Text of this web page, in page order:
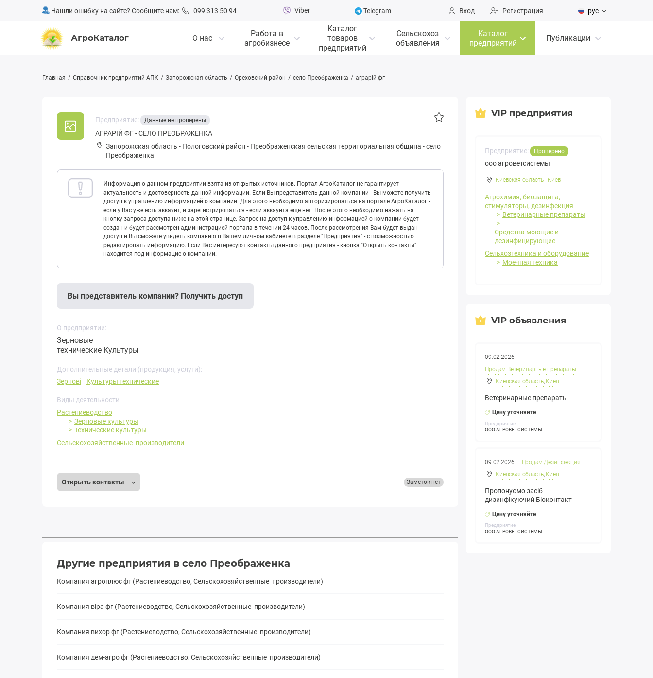
Нашли ошибку на сайте? Сообщите нам: 099 313 50 94 Viber Telegram Вход Регистрация рус
АгроКаталог О нас
Работа в
агробизнесе
Каталог
товаров
предприятий
Сельскохоз
объявления
Каталог
предприятий
Публикации
Главная Справочник предприятий АПК Запорожская область Ореховский район село Преображенка аграрій фг
Предприятие: Данные не проверены
АГРАРІЙ ФГ - СЕЛО ПРЕОБРАЖЕНКА
Запорожская область - Пологовский район - Пpeoбpaжeнская сельская территориальная община -село
Преображенка
Информация о данном предприятии взята из открытых источников. Портал АгроКаталог не гарантирует
актуальность и достоверность данной информации. Если Вы представитель данной компании - Вы можете получить
доступ к управлению информацией о компании. Для этого необходимо авторизироваться на портале АгроКаталог -
если у Вас уже есть аккаунт, и зарегистрироваться - если аккаунта еще нет. После этого необходимо нажать на
кнопку запроса доступа ниже на этой странице. Запрос на доступ к управлению информацией о компании будет
создан и будет рассмотрен администрацией портала в течении 24 часов. После рассмотрения Вам будет выдан
доступ и Вы сможете увидеть компанию в Вашем личном кабинете в разделе "Предприятия" - с возможностью
редактировать информацию. Если Вас интересуют контакты данного предприятия - кнопка "Открыть контакты"
находится под информацие о компании.
Вы представитель компании? Получить доступ
О предприятии:
Зерновые
технические Культуры
Дополнительные детали (продукция, услуги):
Зернові
Культуры технические
Виды деятельности
Растениеводство
Зерновые культуры
Технические культуры
Сельскохозяйственные производители
Открыть контакты Заметок нет
Другие предприятия в село Преображенка
Компания агроплюс фг (Растениеводство, Сельскохозяйственные производители)
Компания віра фг (Растениеводство, Сельскохозяйственные производители)
Компания вихор фг (Растениеводство, Сельскохозяйственные производители)
Компания дем-агро фг (Растениеводство, Сельскохозяйственные производители)
VIP предприятия
Предприятие: Проверено
ооо агроветсистемы
Киевская область- Киев
Агрохимия, биозащита,
стимуляторы, дезинфекция
Ветеринарные препараты
Средства моющие и
дезинфицирующие
Сельхозтехника и оборудование
Моечная техника
VIP объявления
09.02.2026
Продам Ветеринарные препараты
Киевская область, Киев
Ветеринарные препараты
Цену уточняйте
Предприятие:
ООО АГРОВЕТСИСТЕМЫ
09.02.2026
Продам Дезинфекция
Киевская область, Киев
Пропонуємо засіб
дизинфікуючий Біоконтакт
Цену уточняйте
Предприятие:
ООО АГРОВЕТСИСТЕМЫ